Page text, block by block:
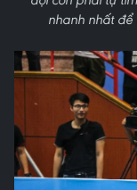
nhanh nhất